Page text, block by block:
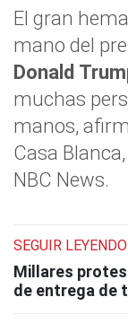
El gran
mano del
Donald
muchas
manos,
Casa
NBC News.
SEGUIR LEYENDO
Millares
de entrega de